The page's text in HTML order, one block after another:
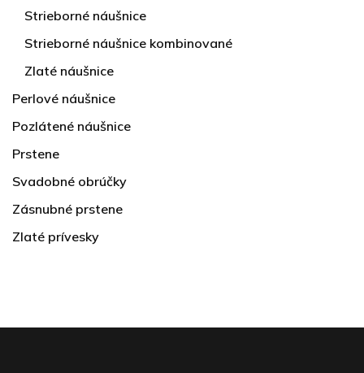
Strieborné náušnice
Strieborné náušnice kombinované
Zlaté náušnice
Perlové náušnice
Pozlátené náušnice
Prstene
Svadobné obrúčky
Zásnubné prstene
Zlaté prívesky